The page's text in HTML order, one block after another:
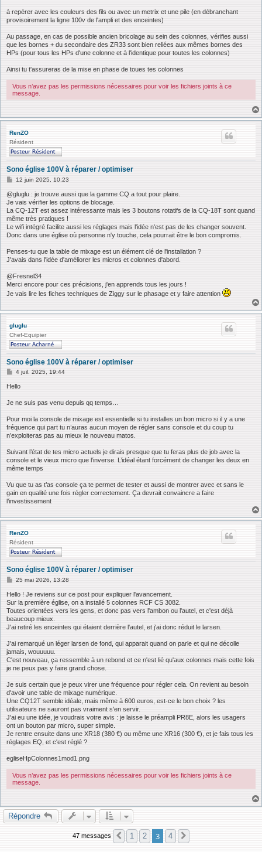
à repérer avec les couleurs des fils ou avec un metrix et une pile (en débranchant
provisoirement la ligne 100v de l'ampli et des enceintes)
Au passage, en cas de possible ancien bricolage au sein des colonnes, vérifies aussi
que les bornes + du secondaire des ZR33 sont bien reliées aux mêmes bornes des
HPs (pour tous les HPs d'une colonne et à l'identique pour toutes les colonnes)
Ainsi tu t'assureras de la mise en phase de toues tes colonnes
Vous n’avez pas les permissions nécessaires pour voir les fichiers joints à ce
message.
RenZO
Résident
Sono église 100V à réparer / optimiser
M
s
s
a
g
e
12 juin 2025, 10:23
@gluglu : je trouve aussi que la gamme CQ a tout pour plaire.
Je vais vérifier les options de blocage.
La CQ-12T est assez intéressante mais les 3 boutons rotatifs de la CQ-18T sont quand
même très pratiques !
Le wifi intégré facilite aussi les réglages mais l'idée n'est pas de les changer souvent.
Donc dans une église où personne n'y touche, cela pourrait être le bon compromis.
Penses-tu que la table de mixage est un élément clé de l'installation ?
J'avais dans l'idée d'améliorer les micros et colonnes d'abord.
@Fresnel34
Merci encore pour ces précisions, j'en apprends tous les jours !
Je vais lire les fiches techniques de Ziggy sur le phasage et y faire attention
gluglu
Chef-Equipier
Sono église 100V à réparer / optimiser
M
s
g
4 juil. 2025, 19:44
Hello
Je ne suis pas venu depuis qq temps…
Pour moi la console de mixage est essentielle si tu installes un bon micro si il y a une
fréquence qui part tu n’auras aucun moyen de régler sans console et du coup tu
n’exploiteras pas au mieux le nouveau matos.
Suivant l’état de tes micro actuels je dirais presque que tu feras plus de job avec la
console et le vieux micro que l’inverse. L’idéal étant forcément de changer les deux en
même temps
Vu que tu as t’as console ça te permet de tester et aussi de montrer avec et sans le
gain en qualité une fois régler correctement. Ça devrait convaincre a faire
l’investissement
RenZO
Résident
Sono église 100V à réparer / optimiser
M
s
s
g
e
25 mai 2026, 13:28
Hello ! Je reviens sur ce post pour expliquer l'avancement.
Sur la première église, on a installé 5 colonnes RCF CS 3082.
Toutes orientées vers les gens, et donc pas vers l'ambon ou l'autel, et c'est déjà
beaucoup mieux.
J'ai retiré les enceintes qui étaient derrière l'autel, et j'ai donc réduit le larsen.
J'ai remarqué un léger larsen de fond, qui apparait quand on parle et qui ne décolle
jamais, wouuuuu.
C'est nouveau, ça ressemble à un rebond et ce n'est lié qu'aux colonnes mais cette fois
je ne peux pas y faire grand chose.
Je suis certain que je peux virer une fréquence pour régler cela. On revient au besoin
d'avoir une table de mixage numérique.
Une CQ12T semble idéale, mais même à 600 euros, est-ce le bon choix ? les
utilisateurs ne sauront pas vraiment s'en servir.
J'ai eu une idée, je voudrais votre avis : je laisse le préampli PR8E, alors les usagers
ont un bouton par micro, super simple.
Je rentre ensuite dans une XR18 (380 €) ou même une XR16 (300 €), et je fais tous les
réglages EQ, et c'est réglé ?
egliseHpColonnes1mod1.png
Vous n’avez pas les permissions nécessaires pour voir les fichiers joints à ce
message.
Répondre
47 messages Précédente
1 2 3 4